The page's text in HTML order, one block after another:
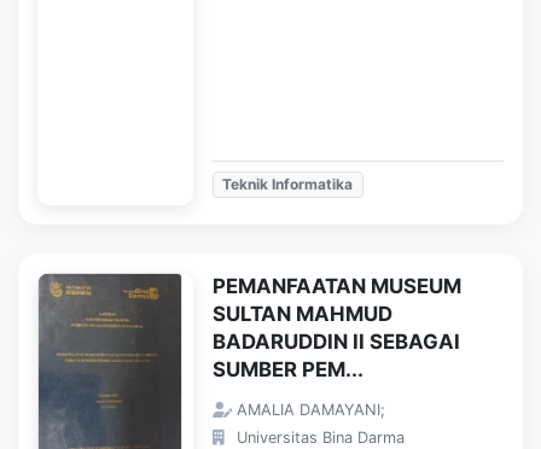
Teknik Informatika
PEMANFAATAN MUSEUM
SULTAN MAHMUD
BADARUDDIN II SEBAGAI
SUMBER PEM...
AMALIA DAMAYANI;
Universitas Bina Darma